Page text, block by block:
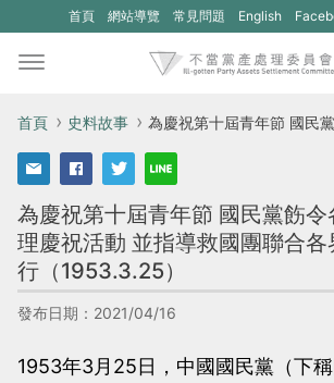
首頁 網站導覽 常見問題 English
(另
視
開
啟
的
首頁 史料故事 為慶祝第十屆青年節 國民黨飭令各黨部熱烈辦理慶祝活動 並指導救國團聯合各界青年積極進行（1953.3.25）
為慶祝第十屆青年節 國民黨飭
理慶祝活動 並指導救國團聯合各
行（1953.3.25）
發布日期：2021/04/16
1953年3月25日，中國國民黨（下